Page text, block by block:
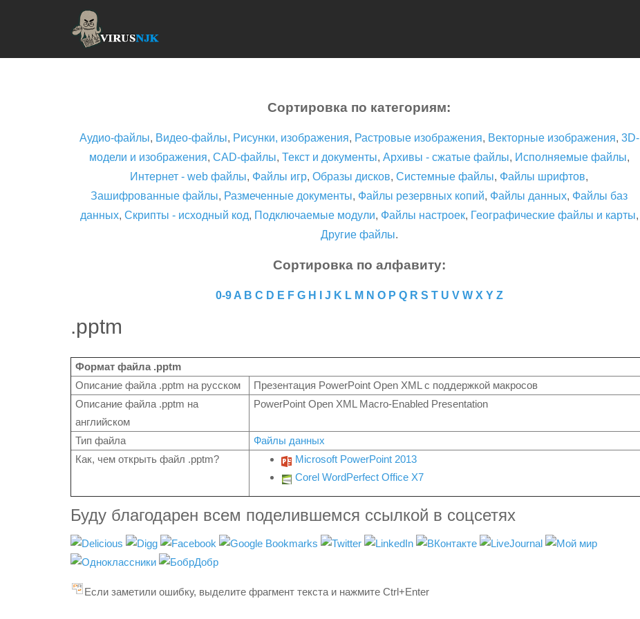
Сортировка по категориям:
Аудио-файлы, Видео-файлы, Рисунки, изображения, Растровые изображения, Векторные изображения, 3D-
модели и изображения, CAD-файлы, Текст и документы, Архивы - сжатые файлы, Исполняемые файлы,
Интернет - web файлы, Файлы игр, Образы дисков, Системные файлы, Файлы шрифтов,
Зашифрованные файлы, Размеченные документы, Файлы резервных копий, Файлы данных, Файлы баз
данных, Скрипты - исходный код, Подключаемые модули, Файлы настроек, Географические файлы и карты,
Другие файлы.
Сортировка по алфавиту:
0-9 A B C D E F G H J K L M N O P Q R S T U V W X Y Z
.pptm
Формат файла .pptm
Описание файла .pptm на русском
Презентация PowerPoint Open XML с поддержкой макросов
Описание файла .pptm на
английском
PowerPoint Open XML Macro-Enabled Presentation
Тип файла
Файлы данных
Как, чем открыть файл .pptm?
Microsoft PowerPoint 2013
Corel WordPerfect Office X7
Буду благодарен всем поделившемся ссылкой в соцсетях
Если заметили ошибку, выделите фрагмент текста и нажмите Ctrl+Enter